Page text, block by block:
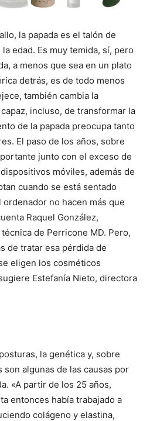
la papada es el talón de
edad. Es muy temida, sí, pero
a menos que sea en un plato
detrás, es de todo menos
también cambia la
incluso, de transformar la
de la papada preocupa tanto
El paso de los años, sobre
junto con el exceso de
móviles, además de
cuando se está sentado
no hacen más que
Raquel González,
de Perricone MD. Pero,
de tratar esa pérdida de
eligen los cosméticos
Estefanía Nieto, directora
la genética y, sobre
son algunas de las causas por
«A partir de los 25 años,
entonces había trabajado a
colágeno y elastina,